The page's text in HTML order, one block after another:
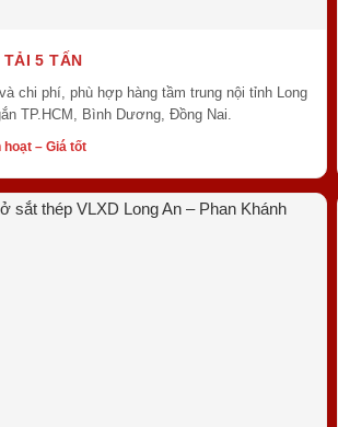
TẢI 5 TẤN
chi phí, phù hợp hàng tầm trung nội tỉnh Long
TP.HCM, Bình Dương, Đồng Nai.
hoạt – Giá tốt